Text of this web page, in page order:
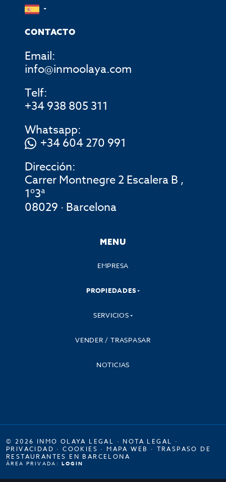
CONTACTO
Email:
info@inmoolaya.com
Telf:
+34 938 805 311
Whatsapp:
+34 604 270 991
Dirección:
Carrer Montnegre 2 Escalera B ,
1º3ª
08029 · Barcelona
MENU
EMPRESA
PROPIEDADES
SERVICIOS
VENDER / TRASPASAR
NOTICIAS
© 2026 INMO OLAYA LEGAL · NOTA LEGAL ·
PRIVACIDAD ·COOKIES · MAPA WEB · TRASPASO DE
RESTAURANTES EN BARCELONA
ÁREA PRIVADA: LOGIN